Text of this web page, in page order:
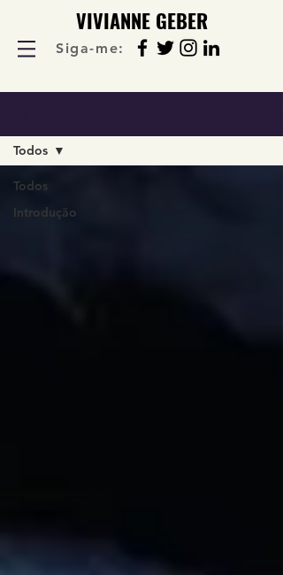
VIVIANNE GEBER
Siga-me:
Todos
Introdução
Todos